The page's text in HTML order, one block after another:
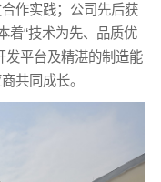
作实践；公司先后获
着“技术为先、品质优
发平台及精湛的制造能
共同成长。